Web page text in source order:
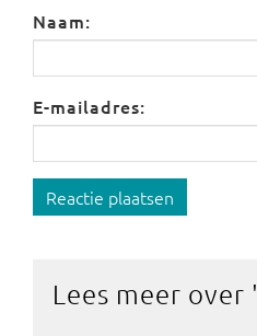
Naam:
E-mailadres:
Reactie plaatsen
Lees meer over '